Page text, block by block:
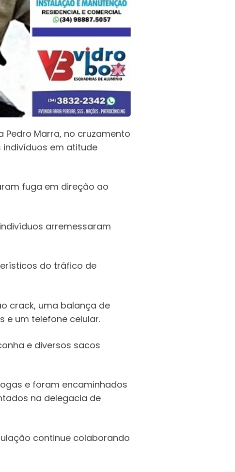
Marra, no cruzamento
indivíduos em atitude
fuga em direção ao
arremessaram
do tráfico de
crack, uma balança de
e um telefone celular.
e diversos sacos
e foram encaminhados
na delegacia de
continue colaborando